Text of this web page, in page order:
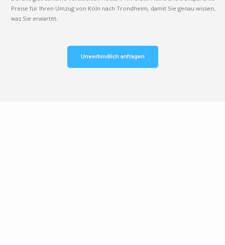
Preise für Ihren Umzug von Köln nach Trondheim, damit Sie genau wissen,
was Sie erwartet.
Unverbindlich anfragen